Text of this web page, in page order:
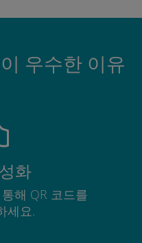
우수한 이유
화
해 QR 코드를
세요.